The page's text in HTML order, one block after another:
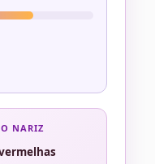
NARIZ